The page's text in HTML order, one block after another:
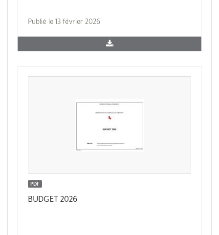
Publié le 13 février 2026
PDF
BUDGET 2026